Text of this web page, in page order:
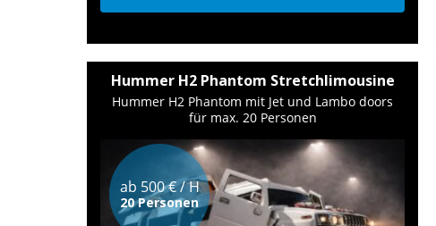
Hummer H2 Phantom Stretchlimousine
Hummer H2 Phantom mit Jet und Lambo doors
für max. 20 Personen
ab 500 € / H
20 Personen